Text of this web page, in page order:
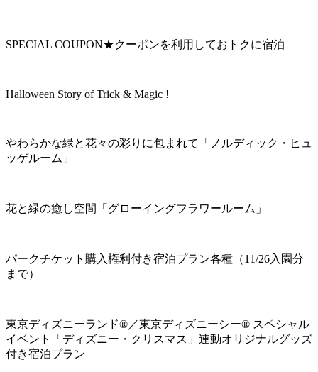
SPECIAL COUPON★クーポンを利用しておトクに宿泊
Halloween Story of Trick & Magic !
やわらかな緑と花々の彩りに包まれて「ノルディック・ヒュ
ッゲルーム」
花と緑の癒し空間「グローイングフラワールーム」
パークチケット購入権利付き宿泊プラン各種（11/26入園分
まで）
東京ディズニーランド®／東京ディズニーシー® スペシャル
イベント「ディズニー・クリスマス」連動オリジナルグッズ
付き宿泊プラン